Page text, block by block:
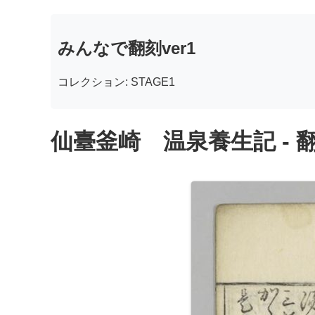
みんなで翻刻ver1
コレクション: STAGE1
仙臺釜崎 温泉養生記 -